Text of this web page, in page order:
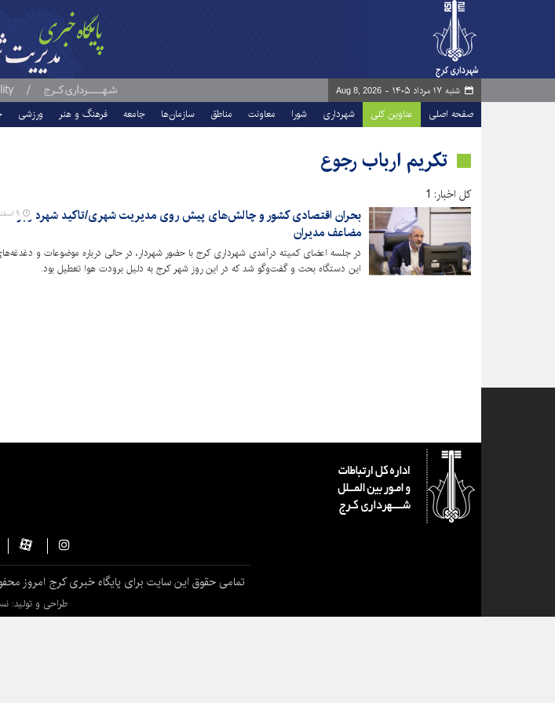
شنبه ۱۷ مرداد ۱۴۰۵ - Aug 8, 2026
صفحه اصلی عناوین کلی شهرداری شورا معاونت مناطق سازمان‌ها جامعه فرهنگ و هنر ورزشی
تکریم ارباب رجوع
کل اخبار: 1
بحران اقتصادی کشور و چالش‌های پیش روی مدیریت شهری/تاکید شهردار بر
مضاعف مدیران
در جلسه اعضای کمیته درآمدی شهرداری کرج با حضور شهردار، در حالی درباره موضوعات و
این دستگاه بحث و گفت‌وگو شد که در این روز شهر کرج به دلیل برودت هوا تعطیل بود.
۹ اسفند ۰۳ - ۱۳:۲۵
تمامی حقوق این سایت برای پایگاه خبری کرج امروز
طراحی و تولید: